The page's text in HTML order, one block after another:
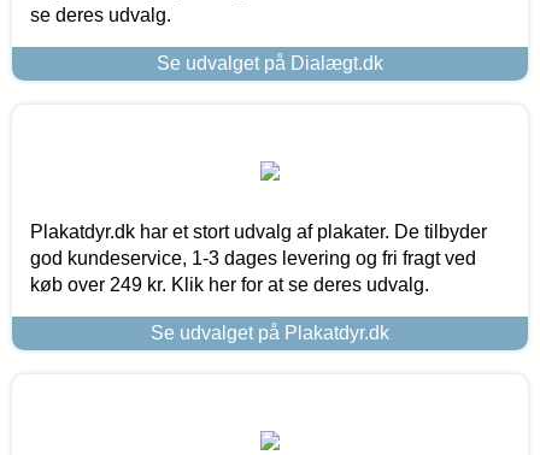
se deres udvalg.
Se udvalget på Dialægt.dk
Plakatdyr.dk har et stort udvalg af plakater. De tilbyder
god kundeservice, 1-3 dages levering og fri fragt ved
køb over 249 kr. Klik her for at se deres udvalg.
Se udvalget på Plakatdyr.dk